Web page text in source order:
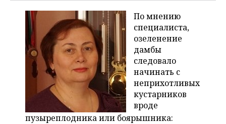
По мнению
специалиста,
озеленение
дамбы
следовало
начинать с
неприхотливых
кустарников
вроде
пузыреплодника или боярышника: